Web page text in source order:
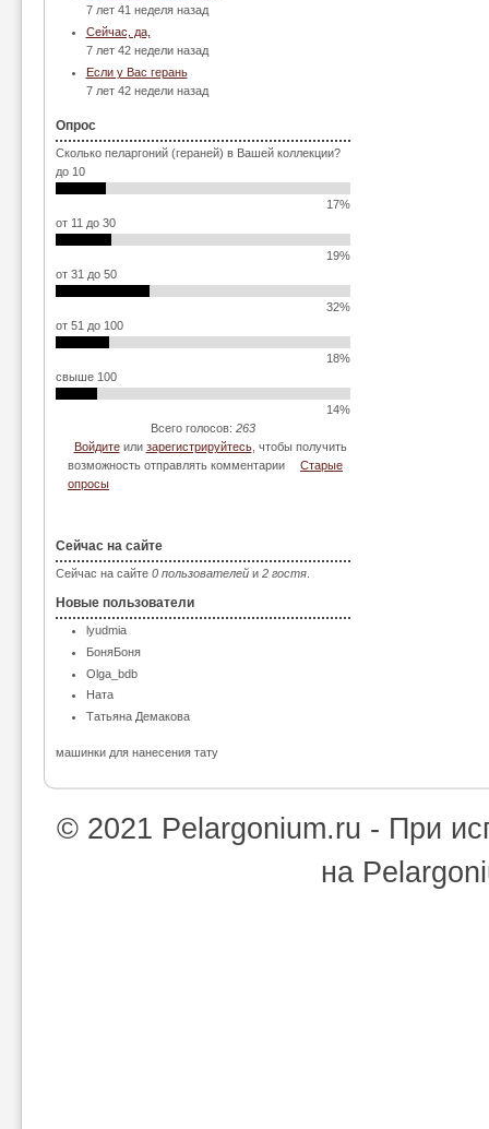
7 лет 41 неделя назад
Сейчас, да,
7 лет 42 недели назад
Если у Вас герань
7 лет 42 недели назад
Опрос
Сколько пеларгоний (гераней) в Вашей коллекции?
до 10
17%
от 11 до 30
19%
от 31 до 50
32%
от 51 до 100
18%
свыше 100
14%
Всего голосов: 263
Войдитеили зарегистрируйтесь, чтобы получить
возможность отправлять комментарии
Старые
опросы
Сейчас на сайте
Сейчас на сайте 0 пользователей и 2 гостя
Новые пользователи
lyudmia
БоняБоня
Olga_bdb
Ната
Татьяна Демакова
машинки для нанесения тату
© 2021 Pelargonium.ru - При
на